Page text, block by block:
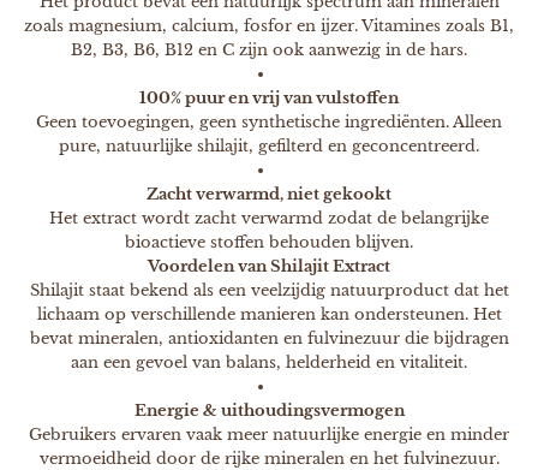
zoals magnesium, calcium, fosfor en ijzer. Vitamines zoals B1,
B2, B3, B6, B12 en C zijn ook aanwezig in de hars.
100% puur en vrij van vulstoffen
Geen toevoegingen, geen synthetische ingrediënten. Alleen
pure, natuurlijke shilajit, gefilterd en geconcentreerd.
Zacht verwarmd, niet gekookt
Het extract wordt zacht verwarmd zodat de belangrijke
bioactieve stoffen behouden blijven.
Voordelen van Shilajit Extract
Shilajit staat bekend als een veelzijdig natuurproduct dat het
lichaam op verschillende manieren kan ondersteunen. Het
bevat mineralen, antioxidanten en fulvinezuur die bijdragen
aan een gevoel van balans, helderheid en vitaliteit.
Energie & uithoudingsvermogen
Gebruikers ervaren vaak meer natuurlijke energie en minder
vermoeidheid door de rijke mineralen en het fulvinezuur.